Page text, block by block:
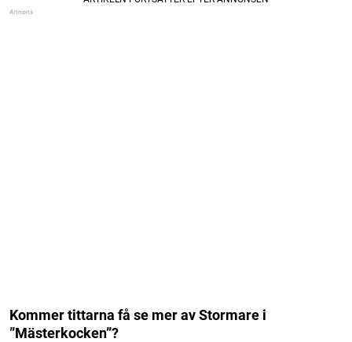
Kommer tittarna få se mer av Stormare i
”Mästerkocken”?